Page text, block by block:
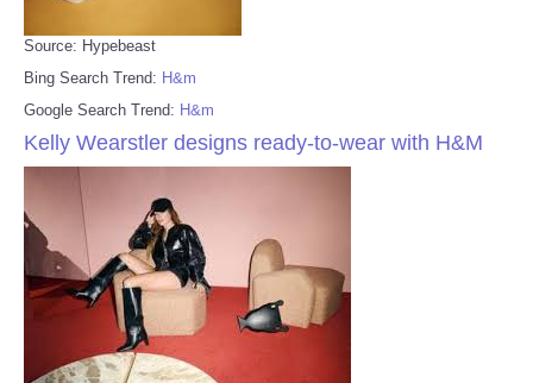
Source: Hypebeast
Bing Search Trend: H&m
Google Search Trend: H&m
Kelly Wearstler designs ready-to-wear with H&M